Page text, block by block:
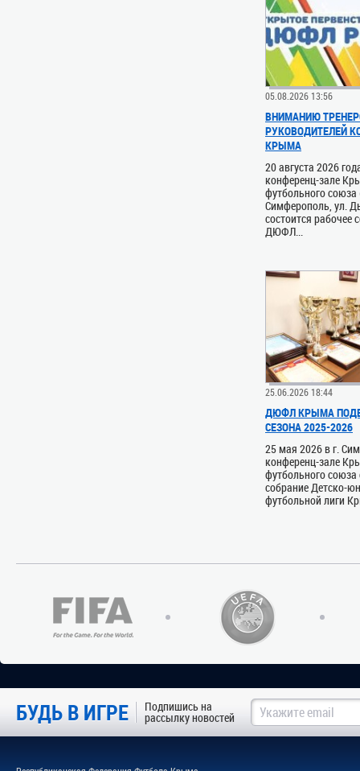
05.08.2026 13:56
ВНИМАНИЮ
РУКОВОДИТЕЛЕЙ
КРЫМА
20 августа 2026
конференц-зале
футбольного союза
Симферополь, ул.
состоится рабочее
ДЮФЛ...
25.06.2026 18:44
ДЮФЛ КРЫМА
СЕЗОНА 2025-2026
25 мая 2026 в г.
конференц-зале
футбольного союза
собрание Детско-
футбольной лиги
БУДЬ В ИГРЕ Подпишись на
рассылку новостей